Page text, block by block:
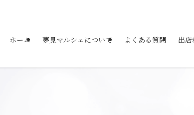
ホーム 夢見マルシェについて よくある質問 出